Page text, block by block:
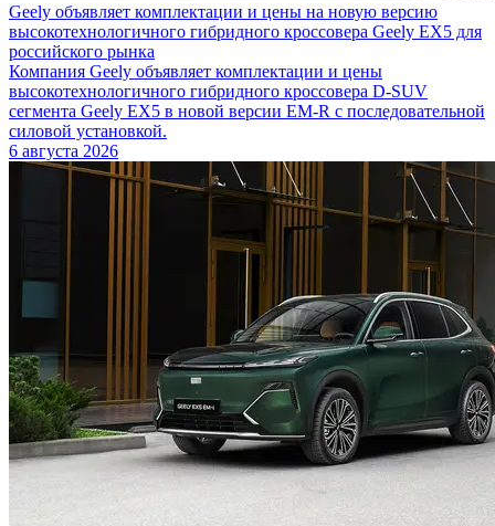
Geely объявляет комплектации и цены на новую версию
высокотехнологичного гибридного кроссовера Geely EX5 для
российского рынка
Компания Geely объявляет комплектации и цены
высокотехнологичного гибридного кроссовера D-SUV
сегмента Geely EX5 в новой версии EM-R с последовательной
силовой установкой.
6 августа 2026